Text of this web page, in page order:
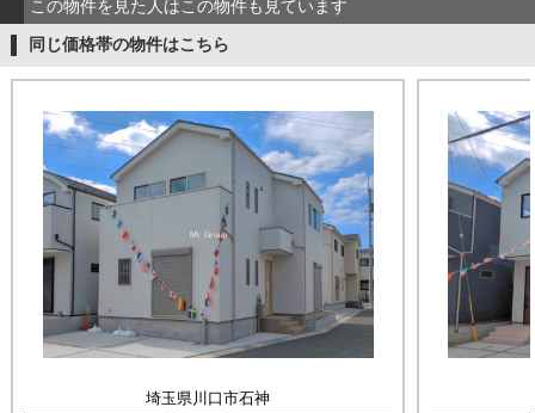
この物件を見た人はこの物件も見ています
同じ価格帯の物件はこちら
埼玉県川口市石神